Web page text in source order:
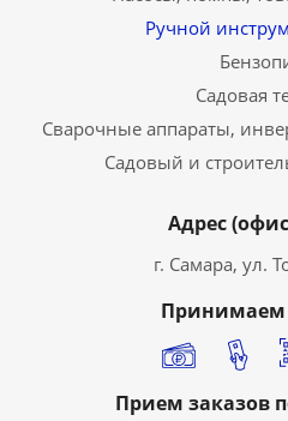
Ручной
Садовая
Сварочные аппараты,
Садовый и
Адрес
г. Самара, ул.
Принимаем
Прием заказов